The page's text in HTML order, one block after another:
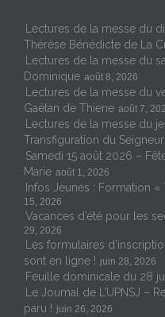
Lectures de la messe du
Thérèse Bénédicte de La
Lectures de la messe du
Dominique août 8, 2026
Lectures de la messe du
Gaétan de Thiene août 7,
Lectures de la messe du
Transfiguration du Seigneur
Samedi 15 août 2026 –
Marie août 1, 2026
Infos Jeunes : Formation
15, 2026
Vacances d’été pour les
29, 2026
Les formulaires
sont en ligne ! juin 28, 2026
Feuille dominicale du 28
Le Journal de L’UPNSJ –
paru ! juin 26, 2026